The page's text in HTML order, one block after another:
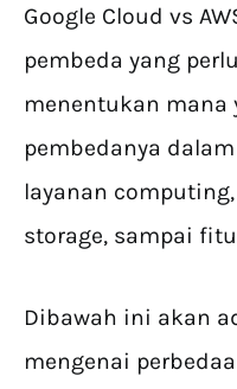
Google Cloud vs
pembeda yang
menentukan mana
pembedanya
layanan
storage, sampai
Dibawah ini akan
mengenai